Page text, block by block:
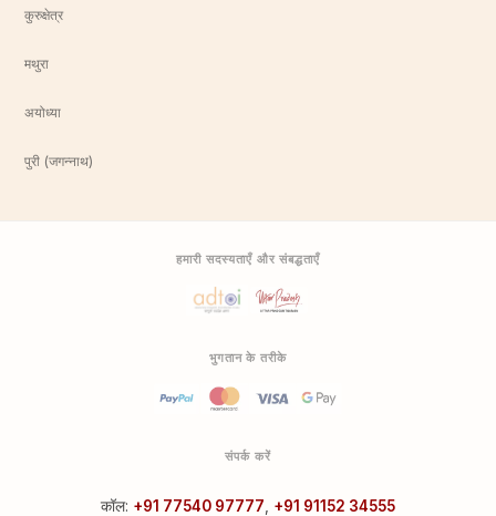
कुरुक्षेत्र
मथुरा
अयोध्या
पुरी (जगन्नाथ)
हमारी सदस्यताएँ और संबद्धताएँ
भुगतान के तरीके
संपर्क करें
कॉल: +91 77540 97777 +91 91152 34555